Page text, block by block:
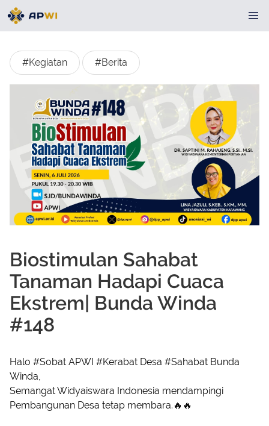
#Kegiatan #Berita
Biostimulan Sahabat
Tanaman Hadapi Cuaca
Ekstrem| Bunda Winda
#148
Halo #Sobat APWI #Kerabat Desa #Sahabat Bunda
Winda,
Semangat Widyaiswara Indonesia mendampingi
Pembangunan Desa tetap membara.🔥🔥